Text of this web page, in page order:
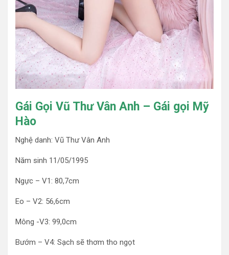
Gái Gọi Vũ Thư Vân Anh – Gái gọi Mỹ
Hào
Nghệ danh: Vũ Thư Vân Anh
Năm sinh 11/05/1995
Ngực – V1: 80,7cm
Eo – V2: 56,6cm
Mông -V3: 99,0cm
Bướm – V4: Sạch sẽ thơm tho ngọt